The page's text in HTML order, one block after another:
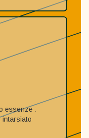
essenze :
intarsiato